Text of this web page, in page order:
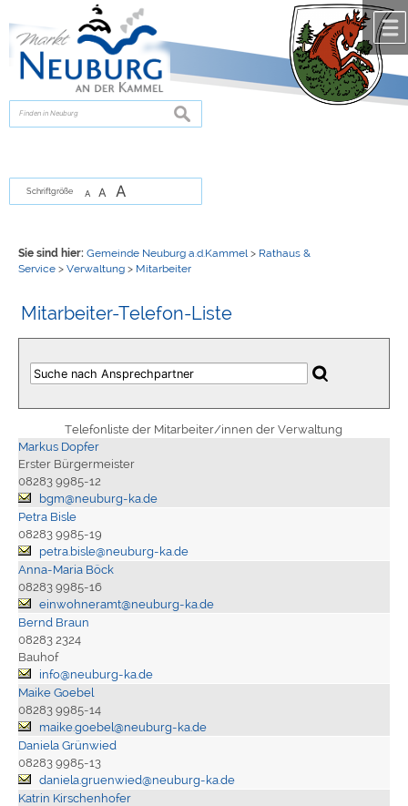
zur Navigationoder
springen.
suchen
Schriftgröße A A A
Sie sind hier: Gemeinde Neuburg a.d.Kammel > Rathaus &
Service> Verwaltung> Mitarbeiter
Mitarbeiter-Telefon-Liste
Telefonliste der Mitarbeiter/innen der Verwaltung
Markus Dopfer
Erster Bürgermeister
08283 9985-12
bgm@neuburg-ka.de
Petra Bisle
08283 9985-19
petra.bisle@neuburg-ka.de
Anna-Maria Böck
08283 9985-16
einwohneramt@neuburg-ka.de
Bernd Braun
08283 2324
Bauhof
info@neuburg-ka.de
Maike Goebel
08283 9985-14
maike.goebel@neuburg-ka.de
Daniela Grünwied
08283 9985-13
daniela.gruenwied@neuburg-ka.de
Katrin Kirschenhofer